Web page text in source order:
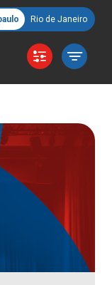
Rio de Janeiro